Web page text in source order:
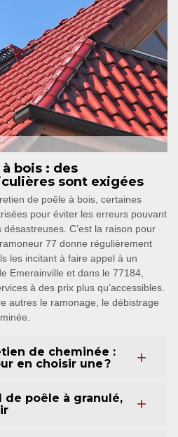
bois : des
sont exigées
de poêle à bois, certaines
pour éviter les erreurs pouvant
C’est la raison pour
77 donne régulièrement
les incitant à faire appel à un
Emerainville et dans le 77184,
à des prix plus qu’accessibles.
autres le ramonage, le débistrage
de cheminée :
en choisir une ?
de poêle à granulé,